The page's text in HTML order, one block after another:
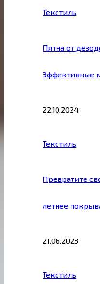
Текстиль
Пятна от
Эффективные
22.10.2024
Текстиль
Превратите
летнее
21.06.2023
Текстиль